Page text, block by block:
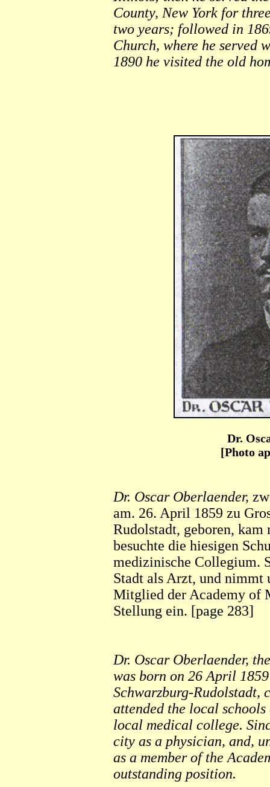
County, New York for
two years; followed in
Church, where he served
1890 he visited the old
Dr.
[Photo
Dr. Oscar Oberlaender,
am. 26. April 1859 zu
Rudolstadt, geboren,
besuchte die hiesigen
medizinische Collegium.
Stadt als Arzt, und nimmt
Mitglied der Academy of
Stellung ein. [page 283]
Dr. Oscar Oberlaender,
was born on 26 April
Schwarzburg-Rudolstadt,
attended the local
local medical college.
city as a physician, and,
as a member of the
outstanding position.